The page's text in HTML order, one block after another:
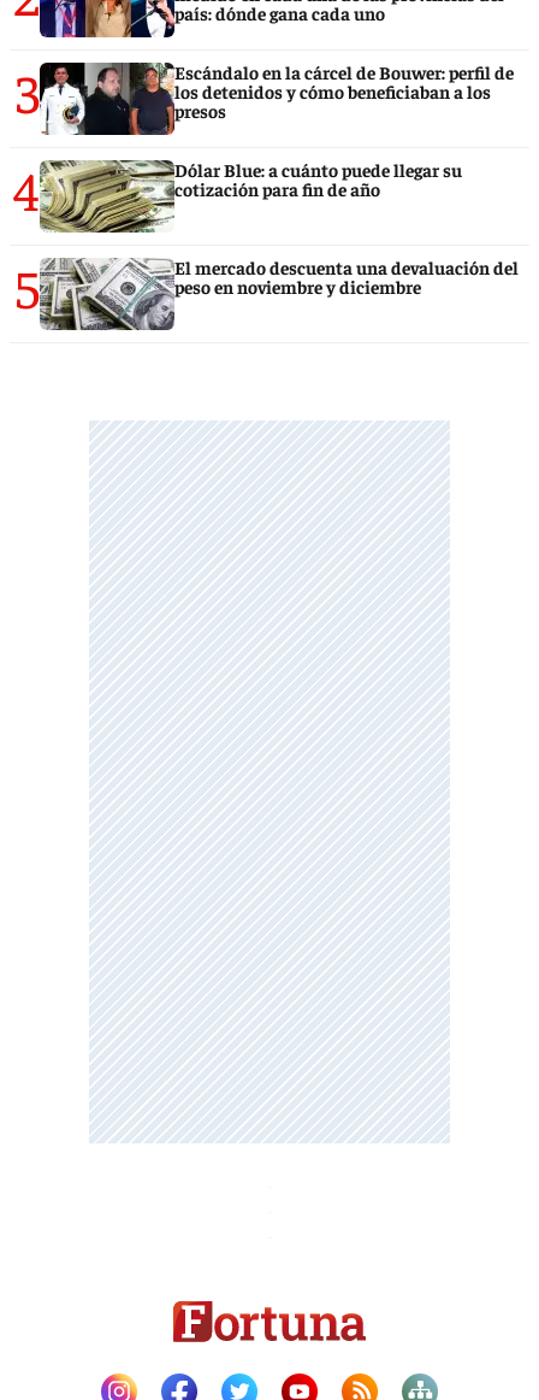
país: dónde gana cada uno
3
Escándalo en la cárcel de Bouwer: perfil de
los detenidos y cómo beneficiaban a los
presos
4
Dólar Blue: a cuánto puede llegar su
cotización para fin de año
5
El mercado descuenta una devaluación del
peso en noviembre y diciembre